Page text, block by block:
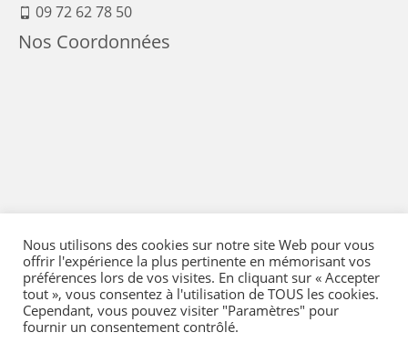
09 72 62 78 50
Nos Coordonnées
Mentions Légales-Conditions générales de vente
Nous utilisons des cookies sur notre site Web pour vous
offrir l'expérience la plus pertinente en mémorisant vos
préférences lors de vos visites. En cliquant sur « Accepter
tout », vous consentez à l'utilisation de TOUS les cookies.
Cependant, vous pouvez visiter "Paramètres" pour
fournir un consentement contrôlé.